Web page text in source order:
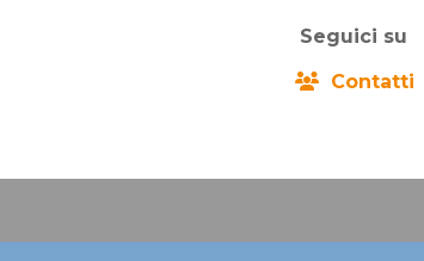
Seguici su
Contatti